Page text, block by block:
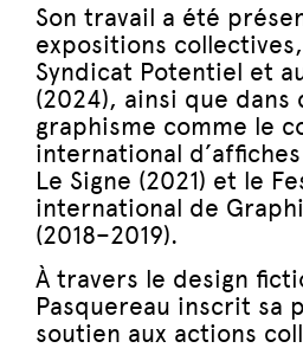
Son travail a été
expositions
Syndicat Potentiel et
(2024), ainsi que dans
graphisme comme le
international
Le Signe (2021) et le
international de
(2018–2019).
À travers le design
Pasquereau inscrit sa
soutien aux actions